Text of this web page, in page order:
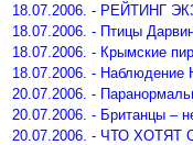
18.07.2006. - РЕЙТИНГ
18.07.2006. - Птицы
18.07.2006. - Крымские
18.07.2006. -
20.07.2006. -
20.07.2006. - Британцы –
20.07.2006. - ЧТО